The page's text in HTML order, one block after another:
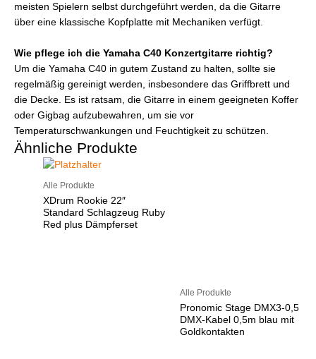
meisten Spielern selbst durchgeführt werden, da die Gitarre
über eine klassische Kopfplatte mit Mechaniken verfügt.
Wie pflege ich die Yamaha C40 Konzertgitarre richtig?
Um die Yamaha C40 in gutem Zustand zu halten, sollte sie
regelmäßig gereinigt werden, insbesondere das Griffbrett und
die Decke. Es ist ratsam, die Gitarre in einem geeigneten Koffer
oder Gigbag aufzubewahren, um sie vor
Temperaturschwankungen und Feuchtigkeit zu schützen.
Ähnliche Produkte
Alle Produkte
XDrum Rookie 22″
Standard Schlagzeug Ruby
Red plus Dämpferset
Alle Produkte
Pronomic Stage DMX3-0,5
DMX-Kabel 0,5m blau mit
Goldkontakten